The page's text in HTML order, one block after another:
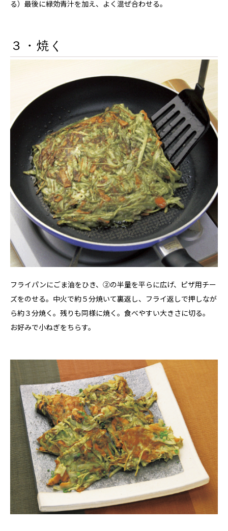
る）最後に緑効青汁を加え、よく混ぜ合わせる。
３・焼く
フライパンにごま油をひき、➁の半量を平らに広げ、ピザ用チー
ズをのせる。中火で約５分焼いて裏返し、フライ返しで押しなが
ら約３分焼く。残りも同様に焼く。食べやすい大きさに切る。
お好みで小ねぎをちらす。